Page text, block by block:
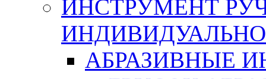
ИНСТРУМЕНТ
АБРАЗИВНЫЕ